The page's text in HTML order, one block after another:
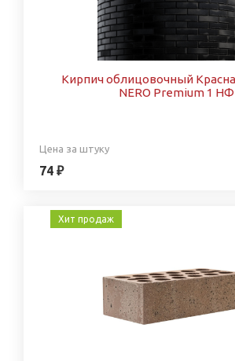
Кирпич облицовочный
NERO Premium 1 НФ
Цена за штуку
74 ₽
Хит продаж